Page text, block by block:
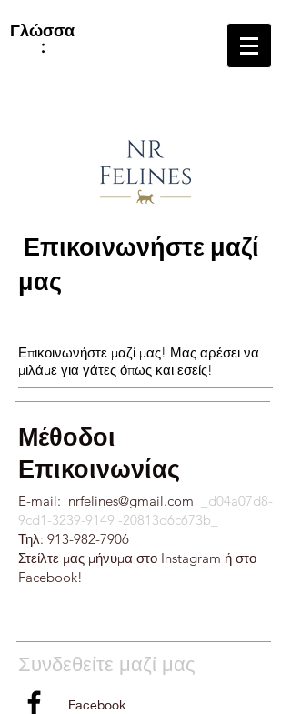
Γλώσσα
:
Επικοινωνήστε μαζί
μας​
Επικοινωνήστε μαζί μας! Μας αρέσει να
μιλάμε για γάτες όπως και εσείς!
Μέθοδοι
Επικοινωνίας
​E-mail: nrfelines@gmail.com
_d04a07d8-
9cd1-3239-9149 -20813d6c673b_
Τηλ: 913-982-7906
Στείλτε μας μήνυμα στο Instagram ή στο
Facebook!
Συνδεθείτε μαζί μας
Facebook